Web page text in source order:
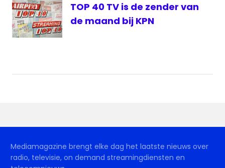
TOP 40 TV is de zender van
de maand bij KPN
Mediamagazine brengt elke dag het laatste nieuws over
radio, televisie, on demand streamingdiensten en